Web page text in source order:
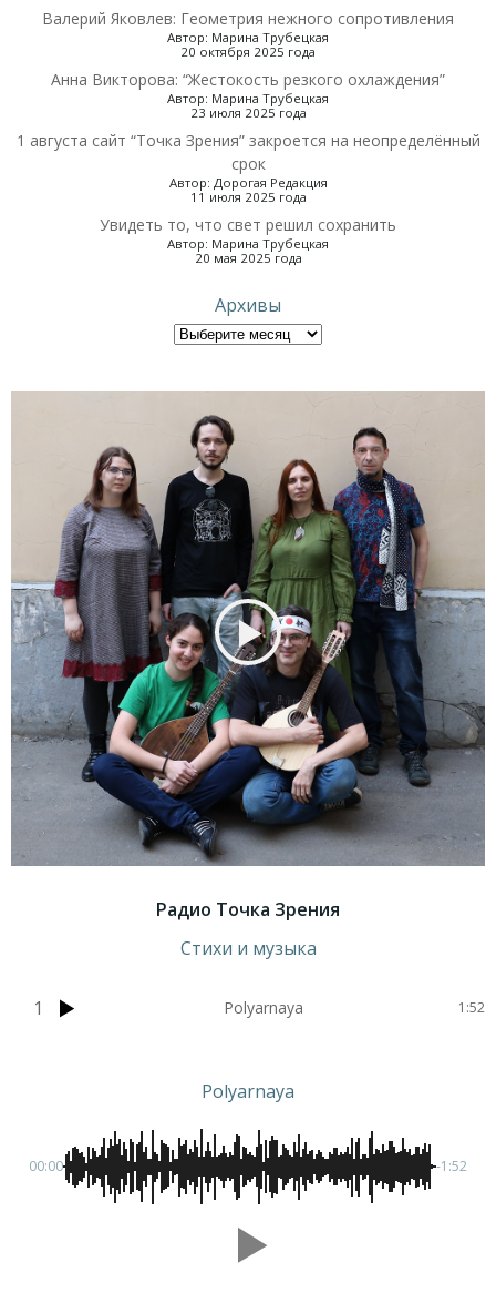
Валерий Яковлев: Геометрия нежного сопротивления
Автор: Марина Трубецкая
20 октября 2025 года
Анна Викторова: “Жестокость резкого охлаждения”
Автор: Марина Трубецкая
23 июля 2025 года
1 августа сайт “Точка Зрения” закроется на неопределённый
срок
Автор: Дорогая Редакция
11 июля 2025 года
Увидеть то, что свет решил сохранить
Автор: Марина Трубецкая
20 мая 2025 года
Архивы
Радио Точка Зрения
Стихи и музыка
1 Polyarnaya 1:52
Polyarnaya
00:00 -1:52